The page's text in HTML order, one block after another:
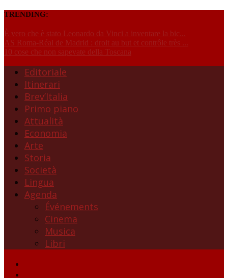
TRENDING:
È vero che è stato Leonardo da Vinci a inventare la bic...
AS Roma-Réal de Madrid : droit au but et contrôle très ...
10 cose che non sapevate della Toscana
Editoriale
Itinerari
Brev’Italia
Primo piano
Attualità
Economia
Arte
Storia
Società
Lingua
Agenda
Événements
Cinema
Musica
Libri